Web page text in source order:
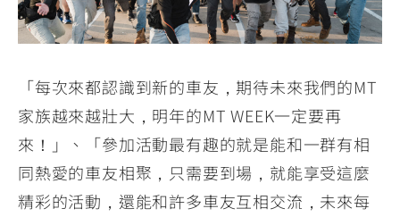
「每次來都認識到新的車友，期待未來我們的MT
家族越來越壯大，明年的MT WEEK一定要再
來！」、「參加活動最有趣的就是能和一群有相
同熱愛的車友相聚，只需要到場，就能享受這麼
精彩的活動，還能和許多車友互相交流，未來每